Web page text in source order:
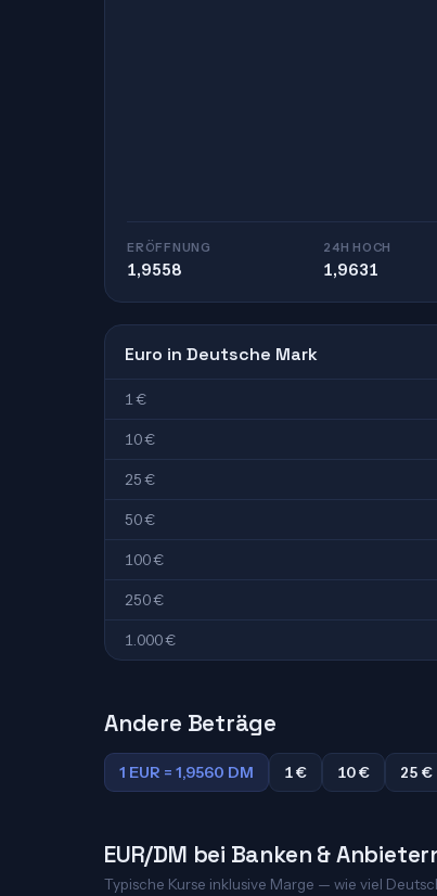
ERÖFFNUNG
1,9558
24H HOCH
1,9631
Euro in Deutsche Mark
1 €
10 €
25 €
50 €
100 €
250 €
1.000 €
Andere Beträge
1 EUR = 1,9560 DM 1 € 10 € 25 €
EUR/DM bei Banken &
Typische Kurse inklusive Marge — wie viel